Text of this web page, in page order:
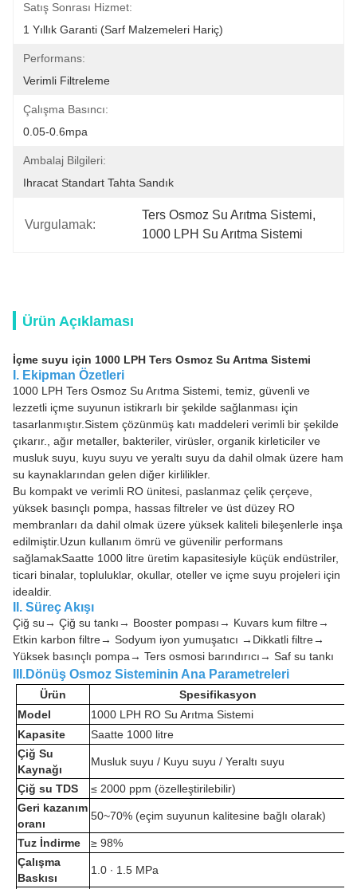
Satış Sonrası Hizmet:
1 Yıllık Garanti (Sarf Malzemeleri Hariç)
Performans:
Verimli Filtreleme
Çalışma Basıncı:
0.05-0.6mpa
Ambalaj Bilgileri:
Ihracat Standart Tahta Sandık
Vurgulamak:
Ters Osmoz Su Arıtma Sistemi,
1000 LPH Su Arıtma Sistemi
Ürün Açıklaması
İçme suyu için 1000 LPH Ters Osmoz Su Arıtma Sistemi
I. Ekipman Özetleri
1000 LPH Ters Osmoz Su Arıtma Sistemi, temiz, güvenli ve
lezzetli içme suyunun istikrarlı bir şekilde sağlanması için
tasarlanmıştır.Sistem çözünmüş katı maddeleri verimli bir şekilde
çıkarır., ağır metaller, bakteriler, virüsler, organik kirleticiler ve
musluk suyu, kuyu suyu ve yeraltı suyu da dahil olmak üzere ham
su kaynaklarından gelen diğer kirlilikler.
Bu kompakt ve verimli RO ünitesi, paslanmaz çelik çerçeve,
yüksek basınçlı pompa, hassas filtreler ve üst düzey RO
membranları da dahil olmak üzere yüksek kaliteli bileşenlerle inşa
edilmiştir.Uzun kullanım ömrü ve güvenilir performans
sağlamakSaatte 1000 litre üretim kapasitesiyle küçük endüstriler,
ticari binalar, topluluklar, okullar, oteller ve içme suyu projeleri için
idealdir.
II. Süreç Akışı
Çiğ su→ Çiğ su tankı→ Booster pompası→ Kuvars kum filtre→
Etkin karbon filtre→ Sodyum iyon yumuşatıcı →Dikkatli filtre→
Yüksek basınçlı pompa→ Ters osmosi barındırıcı→ Saf su tankı
III.Dönüş Osmoz Sisteminin Ana Parametreleri
Ürün
Spesifikasyon
Model
1000 LPH RO Su Arıtma Sistemi
Kapasite
Saatte 1000 litre
Çiğ Su
Kaynağı
Musluk suyu / Kuyu suyu / Yeraltı suyu
Çiğ su TDS
≤ 2000 ppm (özelleştirilebilir)
Geri kazanım
oranı
50~70% (eçim suyunun kalitesine bağlı olarak)
Tuz İndirme
≥ 98%
Çalışma
Baskısı
1.0 ∙ 1.5 MPa